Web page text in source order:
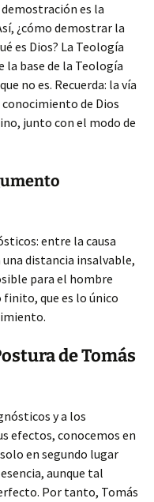
demostración es la
¿cómo demostrar la
es Dios? La Teología
la base de la Teología
no es. Recuerda: la vía
de Dios
junto con el modo de
entre la causa
distancia insalvable,
para el hombre
que es lo único
de Tomás
y a los
efectos, conocemos en
en segundo lugar
aunque tal
Por tanto, Tomás